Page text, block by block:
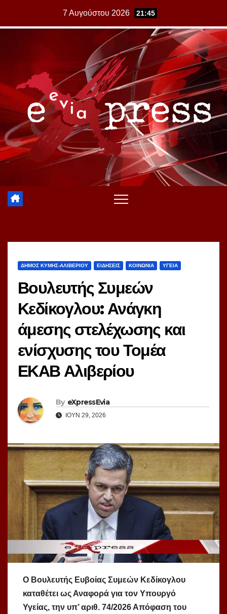
7 Αυγούστου 2026 21:45
ΔΗΜΟΣ ΚΥΜΗΣ-ΑΛΙΒΕΡΙΟΥ ΕΙΔΗΣΕΙΣ ΚΟΙΝΩΝΙΑ ΥΓΕΙΑ
Βουλευτής Συμεών
Κεδίκογλου: Ανάγκη
άμεσης στελέχωσης και
ενίσχυσης του Τομέα
ΕΚΑΒ Αλιβερίου
By eXpressEvia
ΙΟΎΝ 29, 2026
Ο Βουλευτής Ευβοίας Συμεών Κεδίκογλου
καταθέτει ως Αναφορά για τον Υπουργό
Υγείας, την υπ’ αριθ. 74/2026 Απόφαση του